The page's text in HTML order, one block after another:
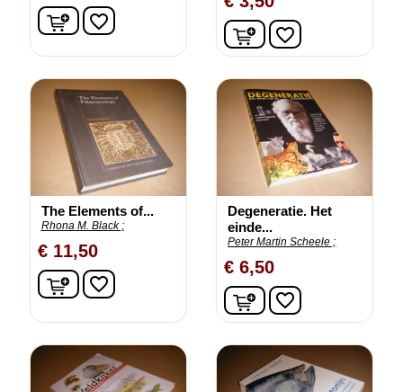
In winkelwagen
favorite_border In winkelwagen
favorite_border
The Elements of...
Rhona M. Black ;
€ 11,50
In winkelwagen
favorite_border
Degeneratie. Het
einde...
Peter Martin Scheele ;
€ 6,50
In winkelwagen
favorite_border